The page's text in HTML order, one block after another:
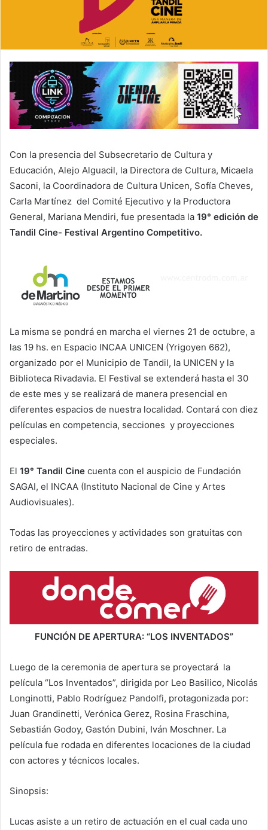
Con la presencia del Subsecretario de Cultura y
Educación, Alejo Alguacil, la Directora de Cultura, Micaela
Saconi, la Coordinadora de Cultura Unicen, Sofía Cheves,
Carla Martínez del Comité Ejecutivo y la Productora
General, Mariana Mendiri, fue presentada la 19° edición de
Tandil Cine- Festival Argentino Competitivo.
La misma se pondrá en marcha el viernes 21 de octubre, a
las 19 hs. en Espacio INCAA UNICEN (Yrigoyen 662),
organizado por el Municipio de Tandil, la UNICEN y la
Biblioteca Rivadavia. El Festival se extenderá hasta el 30
de este mes y se realizará de manera presencial en
diferentes espacios de nuestra localidad. Contará con diez
películas en competencia, secciones y proyecciones
especiales.
El 19° Tandil Cine cuenta con el auspicio de Fundación
SAGAI, el INCAA (Instituto Nacional de Cine y Artes
Audiovisuales).
Todas las proyecciones y actividades son gratuitas con
retiro de entradas.
FUNCIÓN DE APERTURA: “LOS INVENTADOS”
Luego de la ceremonia de apertura se proyectará la
película “Los Inventados”, dirigida por Leo Basilico, Nicolás
Longinotti, Pablo Rodríguez Pandolfi, protagonizada por:
Juan Grandinetti, Verónica Gerez, Rosina Fraschina,
Sebastián Godoy, Gastón Dubini, Iván Moschner. La
película fue rodada en diferentes locaciones de la ciudad
con actores y técnicos locales.
Sinopsis:
Lucas asiste a un retiro de actuación en el cual cada uno